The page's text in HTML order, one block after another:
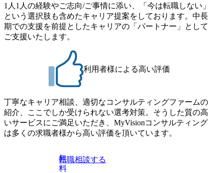
1人1人の経験やご志向/ご事情に添い、「今は転職しない」
という選択肢も含めたキャリア提案をしております。中長
期での支援を前提としたキャリアの「パートナー」として
ご支援いたします。
利用者様による高い評価
丁寧なキャリア相談、適切なコンサルティングファームの
紹介、ここでしか受けられない選考対策。そうした質の高
いサービスにご満足いただき、MyVisionコンサルティング
は多くの求職者様から高い評価を頂いています。
無
料
転職相談する